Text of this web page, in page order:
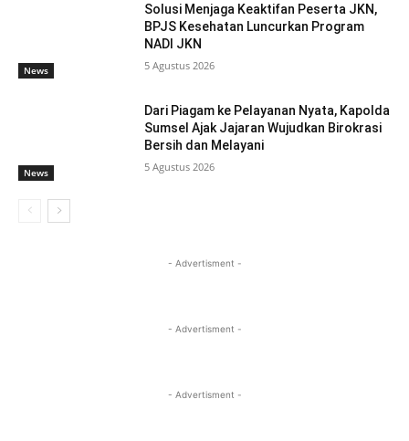
News
Solusi Menjaga Keaktifan Peserta JKN,
BPJS Kesehatan Luncurkan Program
NADI JKN
5 Agustus 2026
News
Dari Piagam ke Pelayanan Nyata, Kapolda
Sumsel Ajak Jajaran Wujudkan Birokrasi
Bersih dan Melayani
5 Agustus 2026
- Advertisment -
- Advertisment -
- Advertisment -